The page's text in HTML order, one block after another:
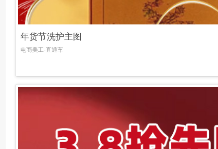
年货节洗护主图
电商美工-直通车